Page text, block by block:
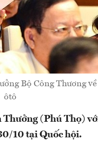
Bộ Công Thương về
ôtô
(Phú Thọ)
10 tại Quốc hội.